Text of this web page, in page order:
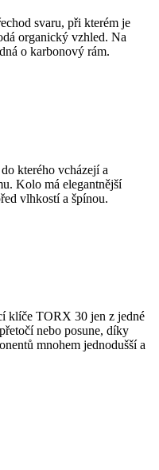
svaru, při kterém je
organický vzhled. Na
o karbonový rám.
kterého vcházejí a
Kolo má elegantnější
vlhkostí a špínou.
klíče TORX 30 jen z jedné
nebo posune, díky
mnohem jednodušší a